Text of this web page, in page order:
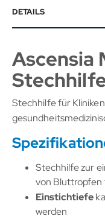
DETAILS
Ascensia
Stechhilfe für
Stechhilfe zur
von Bluttropfen
Einstichtiefe
werden